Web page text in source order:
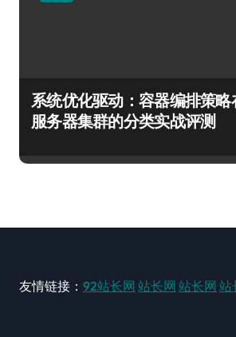
系统优化驱动：容器编排策略
服务器集群的分类实战评测
友情链接： 92站长网 站长网 站长网 站